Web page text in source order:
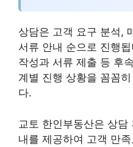
상담은 고객 요구 분석,
서류 안내 순으로 진행
작성과 서류 제출 등 후
계별 진행 상황을 꼼꼼
다.
교토 한인부동산은 상
내를 제공하여 고객 만